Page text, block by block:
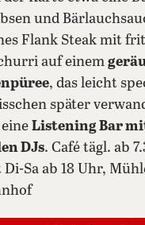
und
Flank Steak mit
auf einem
, das leicht
später
Listening Bar
DJs. Café tägl. ab
Sa ab 18 Uhr,